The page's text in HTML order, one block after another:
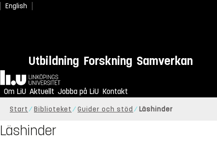
English
Utbildning Forskning Samverkan
Hem
Om LiU Aktuellt Jobba på LiU Kontakt
Start Biblioteket Guider och stöd Läshinder
Läshinder